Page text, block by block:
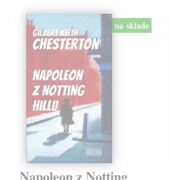
na sklade